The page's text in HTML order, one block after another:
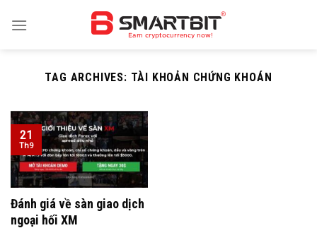
TAG ARCHIVES: TÀI KHOẢN CHỨNG KHOÁN
Đánh giá về sàn giao dịch
ngoại hối XM
21
Th9